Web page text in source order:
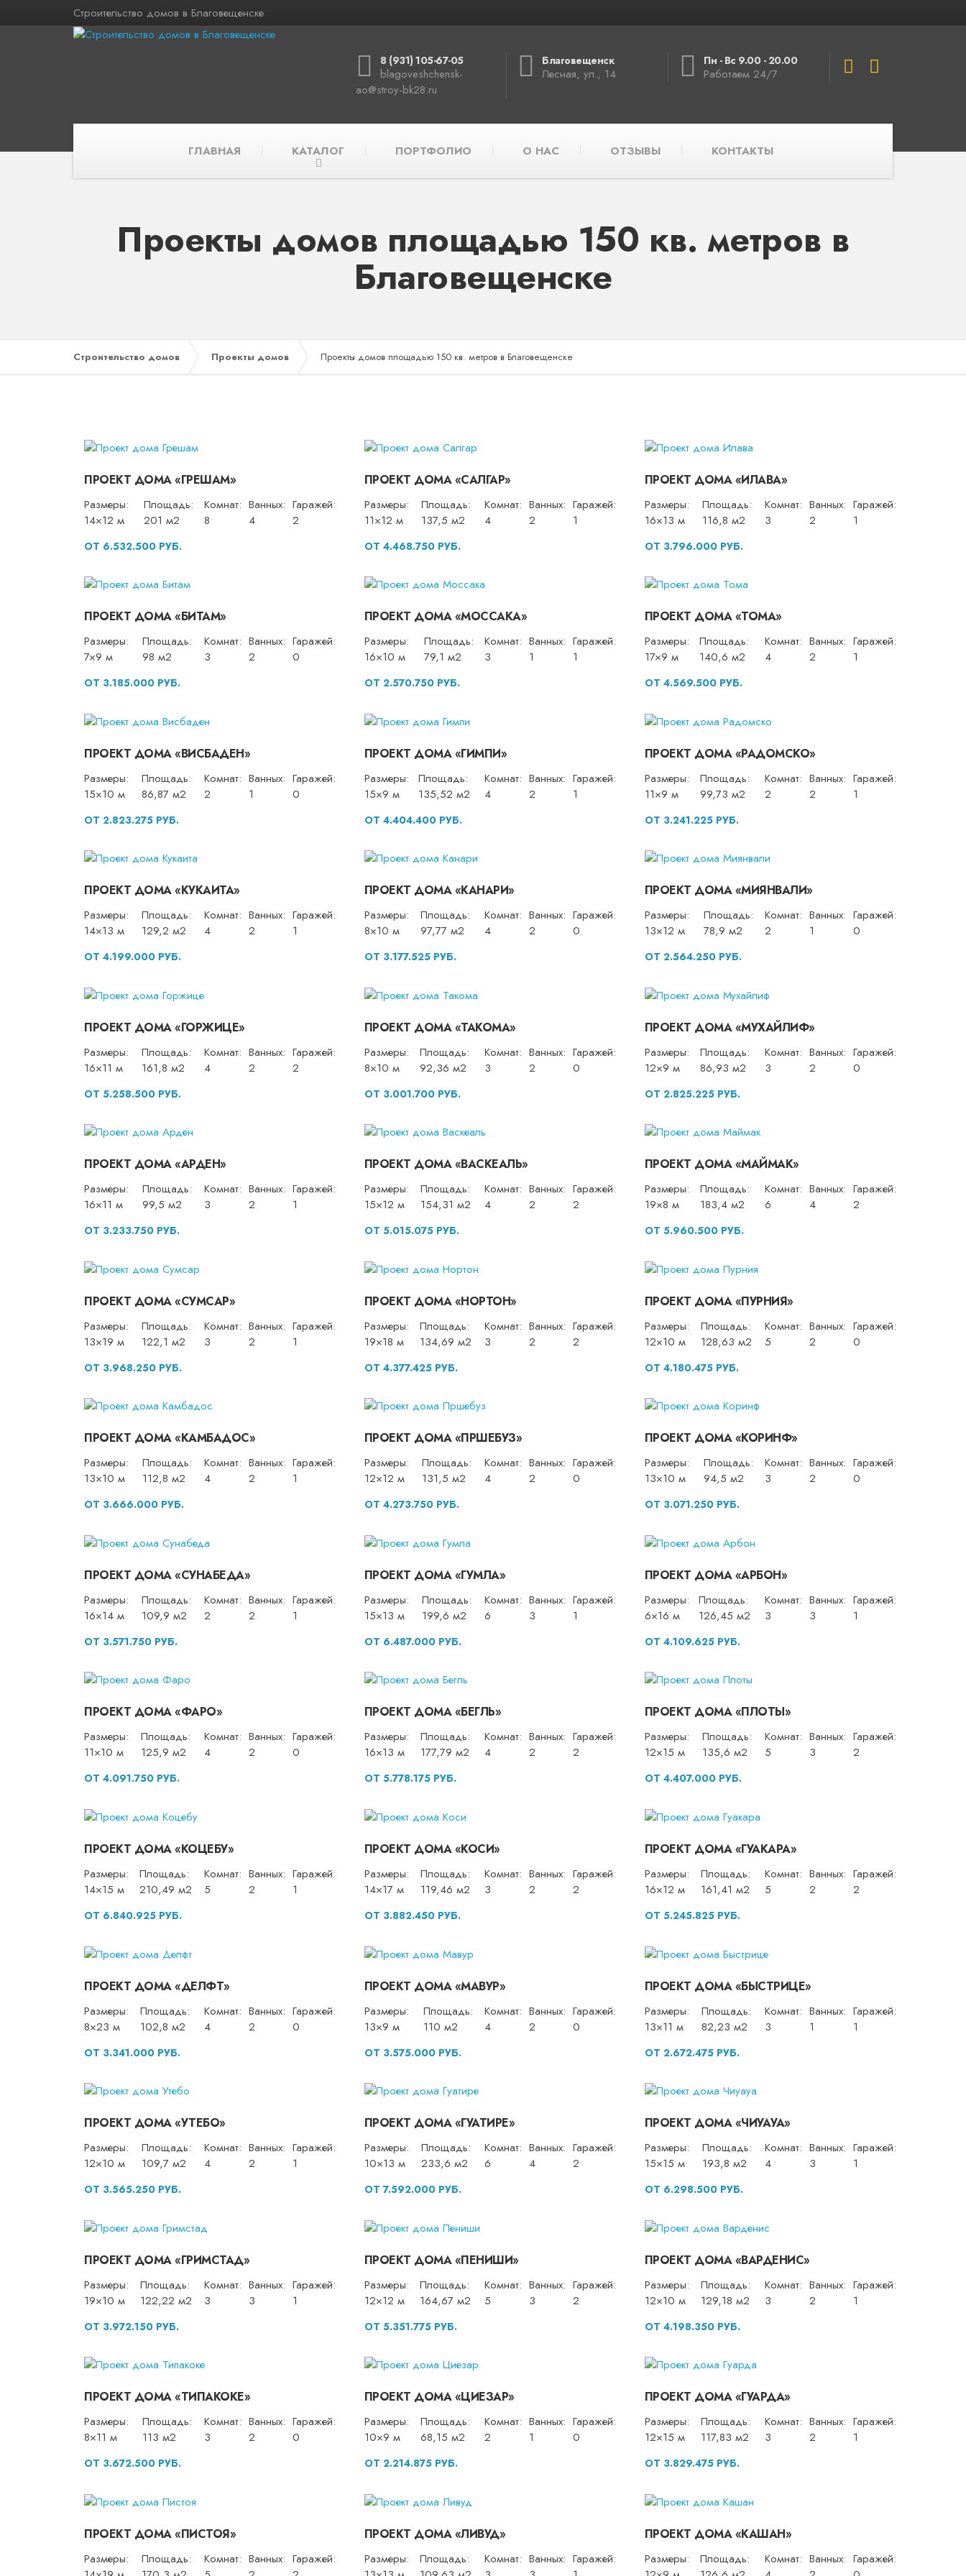
Строительство домов в Благовещенске
8 (931) 105-67-05
blagoveshchensk-
ao@stroy-bk28.ru
Благовещенск
Лесная, ул., 14
Пн - Вс 9.00 - 20.00
Работаем 24/7
ГЛАВНАЯ КАТАЛОГ ПОРТФОЛИО О НАС ОТЗЫВЫ КОНТАКТЫ
Проекты домов площадью 150 кв. метров в
Благовещенске
Строительство домов Проекты домов Проекты домов площадью 150 кв. метров в Благовещенске
ПРОЕКТ ДОМА «ГРЕШАМ»
Размеры:
14×12 м
Площадь:
201 м2
Комнат:
8
Ванных:
4
Гаражей:
2
ОТ 6.532.500 РУБ.
ПРОЕКТ ДОМА «САЛГАР»
Размеры:
11×12 м
Площадь:
137,5 м2
Комнат:
4
Ванных:
2
Гаражей:
1
ОТ 4.468.750 РУБ.
ПРОЕКТ ДОМА «ИЛАВА»
Размеры:
16×13 м
Площадь:
116,8 м2
Комнат:
3
Ванных:
2
Гаражей:
1
ОТ 3.796.000 РУБ.
ПРОЕКТ ДОМА «БИТАМ»
Размеры:
7×9 м
Площадь:
98 м2
Комнат:
3
Ванных:
2
Гаражей:
0
ОТ 3.185.000 РУБ.
ПРОЕКТ ДОМА «МОССАКА»
Размеры:
16×10 м
Площадь:
79,1 м2
Комнат:
3
Ванных:
1
Гаражей:
1
ОТ 2.570.750 РУБ.
ПРОЕКТ ДОМА «ТОМА»
Размеры:
17×9 м
Площадь:
140,6 м2
Комнат:
4
Ванных:
2
Гаражей:
1
ОТ 4.569.500 РУБ.
ПРОЕКТ ДОМА «ВИСБАДЕН»
Размеры:
15×10 м
Площадь:
86,87 м2
Комнат:
2
Ванных:
1
Гаражей:
0
ОТ 2.823.275 РУБ.
ПРОЕКТ ДОМА «ГИМПИ»
Размеры:
15×9 м
Площадь:
135,52 м2
Комнат:
4
Ванных:
2
Гаражей:
1
ОТ 4.404.400 РУБ.
ПРОЕКТ ДОМА «РАДОМСКО»
Размеры:
11×9 м
Площадь:
99,73 м2
Комнат:
2
Ванных:
2
Гаражей:
1
ОТ 3.241.225 РУБ.
ПРОЕКТ ДОМА «КУКАИТА»
Размеры:
14×13 м
Площадь:
129,2 м2
Комнат:
4
Ванных:
2
Гаражей:
1
ОТ 4.199.000 РУБ.
ПРОЕКТ ДОМА «КАНАРИ»
Размеры:
8×10 м
Площадь:
97,77 м2
Комнат:
4
Ванных:
2
Гаражей:
0
ОТ 3.177.525 РУБ.
ПРОЕКТ ДОМА «МИЯНВАЛИ»
Размеры:
13×12 м
Площадь:
78,9 м2
Комнат:
2
Ванных:
1
Гаражей:
0
ОТ 2.564.250 РУБ.
ПРОЕКТ ДОМА «ГОРЖИЦЕ»
Размеры:
16×11 м
Площадь:
161,8 м2
Комнат:
4
Ванных:
2
Гаражей:
2
ОТ 5.258.500 РУБ.
ПРОЕКТ ДОМА «ТАКОМА»
Размеры:
8×10 м
Площадь:
92,36 м2
Комнат:
3
Ванных:
2
Гаражей:
0
ОТ 3.001.700 РУБ.
ПРОЕКТ ДОМА «МУХАЙЛИФ»
Размеры:
12×9 м
Площадь:
86,93 м2
Комнат:
3
Ванных:
2
Гаражей:
0
ОТ 2.825.225 РУБ.
ПРОЕКТ ДОМА «АРДЕН»
Размеры:
16×11 м
Площадь:
99,5 м2
Комнат:
3
Ванных:
2
Гаражей:
1
ОТ 3.233.750 РУБ.
ПРОЕКТ ДОМА «ВАСКЕАЛЬ»
Размеры:
15×12 м
Площадь:
154,31 м2
Комнат:
4
Ванных:
2
Гаражей:
2
ОТ 5.015.075 РУБ.
ПРОЕКТ ДОМА «МАЙМАК»
Размеры:
19×8 м
Площадь:
183,4 м2
Комнат:
6
Ванных:
4
Гаражей:
2
ОТ 5.960.500 РУБ.
ПРОЕКТ ДОМА «СУМСАР»
Размеры:
13×19 м
Площадь:
122,1 м2
Комнат:
3
Ванных:
2
Гаражей:
1
ОТ 3.968.250 РУБ.
ПРОЕКТ ДОМА «НОРТОН»
Размеры:
19×18 м
Площадь:
134,69 м2
Комнат:
3
Ванных:
2
Гаражей:
2
ОТ 4.377.425 РУБ.
ПРОЕКТ ДОМА «ПУРНИЯ»
Размеры:
12×10 м
Площадь:
128,63 м2
Комнат:
5
Ванных:
2
Гаражей:
0
ОТ 4.180.475 РУБ.
ПРОЕКТ ДОМА «КАМБАДОС»
Размеры:
13×10 м
Площадь:
112,8 м2
Комнат:
4
Ванных:
2
Гаражей:
1
ОТ 3.666.000 РУБ.
ПРОЕКТ ДОМА «ПРШЕБУЗ»
Размеры:
12×12 м
Площадь:
131,5 м2
Комнат:
4
Ванных:
2
Гаражей:
0
ОТ 4.273.750 РУБ.
ПРОЕКТ ДОМА «КОРИНФ»
Размеры:
13×10 м
Площадь:
94,5 м2
Комнат:
3
Ванных:
2
Гаражей:
0
ОТ 3.071.250 РУБ.
ПРОЕКТ ДОМА «СУНАБЕДА»
Размеры:
16×14 м
Площадь:
109,9 м2
Комнат:
2
Ванных:
2
Гаражей:
1
ОТ 3.571.750 РУБ.
ПРОЕКТ ДОМА «ГУМЛА»
Размеры:
15×13 м
Площадь:
199,6 м2
Комнат:
6
Ванных:
3
Гаражей:
1
ОТ 6.487.000 РУБ.
ПРОЕКТ ДОМА «АРБОН»
Размеры:
6×16 м
Площадь:
126,45 м2
Комнат:
3
Ванных:
3
Гаражей:
1
ОТ 4.109.625 РУБ.
ПРОЕКТ ДОМА «ФАРО»
Размеры:
11×10 м
Площадь:
125,9 м2
Комнат:
4
Ванных:
2
Гаражей:
0
ОТ 4.091.750 РУБ.
ПРОЕКТ ДОМА «БЕГЛЬ»
Размеры:
16×13 м
Площадь:
177,79 м2
Комнат:
4
Ванных:
2
Гаражей:
2
ОТ 5.778.175 РУБ.
ПРОЕКТ ДОМА «ПЛОТЫ»
Размеры:
12×15 м
Площадь:
135,6 м2
Комнат:
5
Ванных:
3
Гаражей:
2
ОТ 4.407.000 РУБ.
ПРОЕКТ ДОМА «КОЦЕБУ»
Размеры:
14×15 м
Площадь:
210,49 м2
Комнат:
5
Ванных:
2
Гаражей:
1
ОТ 6.840.925 РУБ.
ПРОЕКТ ДОМА «КОСИ»
Размеры:
14×17 м
Площадь:
119,46 м2
Комнат:
3
Ванных:
2
Гаражей:
2
ОТ 3.882.450 РУБ.
ПРОЕКТ ДОМА «ГУАКАРА»
Размеры:
16×12 м
Площадь:
161,41 м2
Комнат:
5
Ванных:
2
Гаражей:
2
ОТ 5.245.825 РУБ.
ПРОЕКТ ДОМА «ДЕЛФТ»
Размеры:
8×23 м
Площадь:
102,8 м2
Комнат:
4
Ванных:
2
Гаражей:
0
ОТ 3.341.000 РУБ.
ПРОЕКТ ДОМА «МАВУР»
Размеры:
13×9 м
Площадь:
110 м2
Комнат:
4
Ванных:
2
Гаражей:
0
ОТ 3.575.000 РУБ.
ПРОЕКТ ДОМА «БЫСТРИЦЕ»
Размеры:
13×11 м
Площадь:
82,23 м2
Комнат:
3
Ванных:
1
Гаражей:
1
ОТ 2.672.475 РУБ.
ПРОЕКТ ДОМА «УТЕБО»
Размеры:
12×10 м
Площадь:
109,7 м2
Комнат:
4
Ванных:
2
Гаражей:
1
ОТ 3.565.250 РУБ.
ПРОЕКТ ДОМА «ГУАТИРЕ»
Размеры:
10×13 м
Площадь:
233,6 м2
Комнат:
6
Ванных:
4
Гаражей:
2
ОТ 7.592.000 РУБ.
ПРОЕКТ ДОМА «ЧИУАУА»
Размеры:
15×15 м
Площадь:
193,8 м2
Комнат:
4
Ванных:
3
Гаражей:
1
ОТ 6.298.500 РУБ.
ПРОЕКТ ДОМА «ГРИМСТАД»
Размеры:
19×10 м
Площадь:
122,22 м2
Комнат:
3
Ванных:
3
Гаражей:
1
ОТ 3.972.150 РУБ.
ПРОЕКТ ДОМА «ПЕНИШИ»
Размеры:
12×12 м
Площадь:
164,67 м2
Комнат:
5
Ванных:
3
Гаражей:
2
ОТ 5.351.775 РУБ.
ПРОЕКТ ДОМА «ВАРДЕНИС»
Размеры:
12×10 м
Площадь:
129,18 м2
Комнат:
3
Ванных:
2
Гаражей:
1
ОТ 4.198.350 РУБ.
ПРОЕКТ ДОМА «ТИПАКОКЕ»
Размеры:
8×11 м
Площадь:
113 м2
Комнат:
3
Ванных:
2
Гаражей:
0
ОТ 3.672.500 РУБ.
ПРОЕКТ ДОМА «ЦИЕЗАР»
Размеры:
10×9 м
Площадь:
68,15 м2
Комнат:
2
Ванных:
1
Гаражей:
0
ОТ 2.214.875 РУБ.
ПРОЕКТ ДОМА «ГУАРДА»
Размеры:
12×15 м
Площадь:
117,83 м2
Комнат:
3
Ванных:
2
Гаражей:
1
ОТ 3.829.475 РУБ.
ПРОЕКТ ДОМА «ПИСТОЯ»
Размеры:
Площадь:
Комнат: Ванных: Гаражей:
ПРОЕКТ ДОМА «ЛИВУД»
Размеры:
Площадь:
Комнат: Ванных: Гаражей:
ПРОЕКТ ДОМА «КАШАН»
Размеры:
Площадь:
Комнат: Ванных: Гаражей: